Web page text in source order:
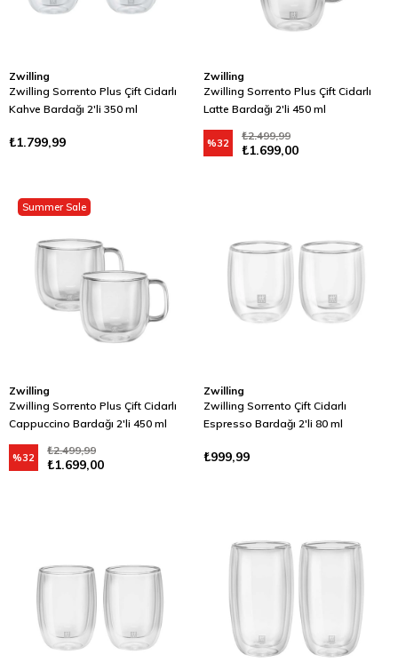
Zwilling
Zwilling Sorrento Plus Çift Cidarlı
Kahve Bardağı 2'li 350 ml
₺1.799,99
Zwilling
Zwilling Sorrento Plus Çift Cidarlı
Latte Bardağı 2'li 450 ml
₺1.699,00
₺2.499,99
%32
Zwilling
Zwilling Sorrento Plus Çift Cidarlı
Cappuccino Bardağı 2'li 450 ml
₺1.699,00
₺2.499,99
%32
Summer Sale
Zwilling
Zwilling Sorrento Çift Cidarlı
Espresso Bardağı 2'li 80 ml
₺999,99